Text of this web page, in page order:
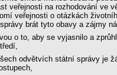
veřejnosti na rozhodování ve
veřejnosti o otázkách
brát tyto obavy a zájmy
o to, aby se vyjasnilo a
odvětvích státní správy je